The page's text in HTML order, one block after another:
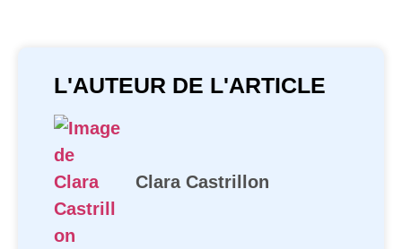
L'AUTEUR DE L'ARTICLE
Clara Castrillon